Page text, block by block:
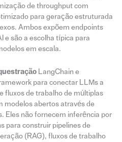
de throughput com
para geração estruturada
Ambos expõem endpoints
e são a escolha típica para
em escala.
LangChain e
para conectar LLMs a
fluxos de trabalho de múltiplas
modelos abertos através de
Eles não fornecem inferência por
para construir pipelines de
(RAG), fluxos de trabalho